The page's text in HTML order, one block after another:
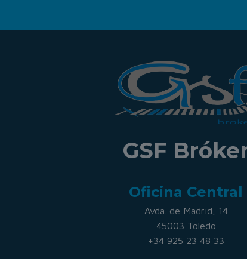
GSF
Oficina Central
Avda. de Madrid, 14
45003 Toledo
+34 925 23 48 33